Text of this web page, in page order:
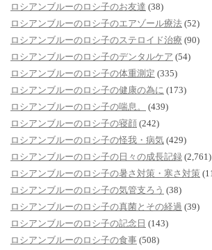
ロシアンブルーのロシ子のお友達 (38)
ロシアンブルーのロシ子のエアゾール療法 (52)
ロシアンブルーのロシ子のステロイド治療 (90)
ロシアンブルーのロシ子のデンタルケア (54)
ロシアンブルーのロシ子の体重測定 (335)
ロシアンブルーのロシ子の健康の為に (173)
ロシアンブルーのロシ子の喘息。
(439)
ロシアンブルーのロシ子の寝顔 (242)
ロシアンブルーのロシ子の怪我・病気 (429)
ロシアンブルーのロシ子の日々の成長記録 (2,761)
ロシアンブルーのロシ子の暑さ対策・寒さ対策
ロシアンブルーのロシ子の気管支ろう (38)
ロシアンブルーのロシ子の真菌とその経過 (39)
ロシアンブルーのロシ子の記念日 (143)
ロシアンブルーのロシ子の食事 (508)